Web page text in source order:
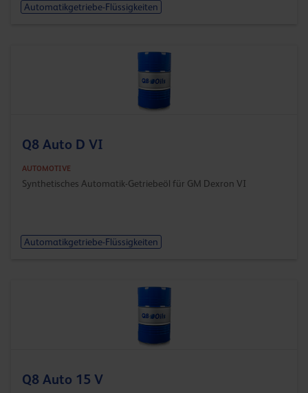
Automatikgetriebe-Flüssigkeiten
Q8 Auto D VI
AUTOMOTIVE
Synthetisches Automatik-Getriebeöl für GM Dexron VI
Automatikgetriebe-Flüssigkeiten
Q8 Auto 15 V